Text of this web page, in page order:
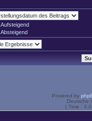
Aufsteigend
Absteigend
Powered by
Deutsche
[ Time :